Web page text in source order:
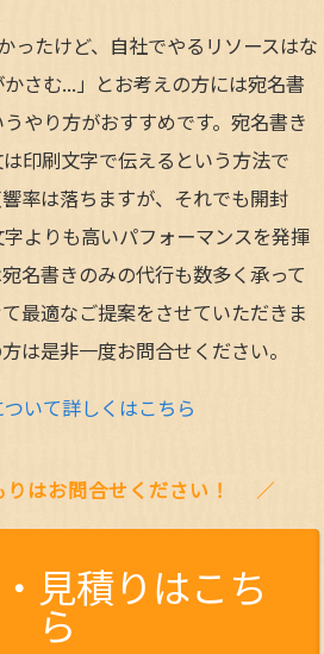
ったけど、自社でやるリソースはな
さむ...」とお考えの方には宛名書
やり方がおすすめです。宛名書き
印刷文字で伝えるという方法で
率は落ちますが、それでも開封
よりも高いパフォーマンスを発揮
名書きのみの代行も数多く承って
最適なご提案をさせていただきま
は是非一度お問合せください。
いて詳しくはこちら
はお問合せください！
見積りはこち
ら